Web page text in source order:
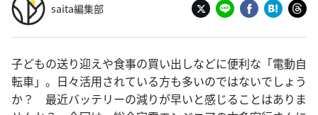
saita編集部
子どもの送り迎えや食事の買い出しなどに便利な「電動自
転車」。日々活用されている方も多いのではないでしょう
か？ 最近バッテリーの減りが早いと感じることはありま